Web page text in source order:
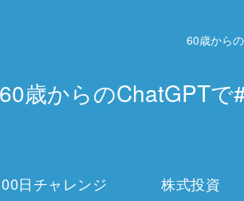
60歳から
60歳からのChatGPT
日チャレンジ 株式投資